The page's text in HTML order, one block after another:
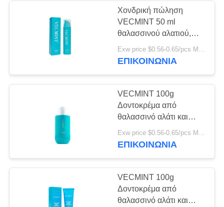
Μασητή ταμπλέτα
οδοντόπαστας
Δόντια που
λευκαίνουν τις
ταμπλέτες
42
φροντίδας (100g)
Χονδρική πώληση
VECMINT 50 ml
θαλασσινού αλατιού,
μέντας, οδοντόκρεμα
τύπου αντλίας - Βαθύ
προσωπική φροντίδα
ΕΠΙΚΟΙΝΩΝΊΑ
VECMINT 100g
Δοντοκρέμα από
θαλασσινό αλάτι και
μέντα - Βαθιά
καθαρισμός δοντιών και
Exw price $0.56-0.65/pcs MOQ:10000 ΤΕΜ
ΕΠΙΚΟΙΝΩΝΊΑ
VECMINT 100g
Δοντοκρέμα από
θαλασσινό αλάτι και